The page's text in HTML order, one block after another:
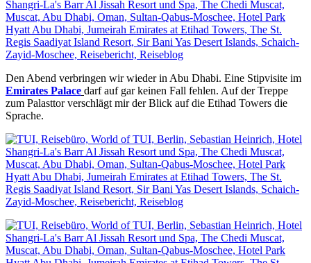
Den Abend verbringen wir wieder in Abu Dhabi. Eine Stipvisite im
Emirates Palace darf auf gar keinen Fall fehlen. Auf der Treppe
zum Palasttor verschlägt mir der Blick auf die Etihad Towers die
Sprache.